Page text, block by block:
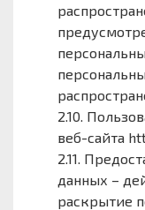
2.10.
веб-сайта
2.11.
данных –
раскрытие